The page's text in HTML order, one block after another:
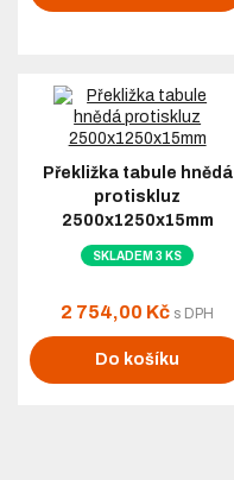
Překližka tabule hnědá
protiskluz
2500x1250x15mm
SKLADEM 3 KS
2 754,00 Kč s DPH
Do košíku